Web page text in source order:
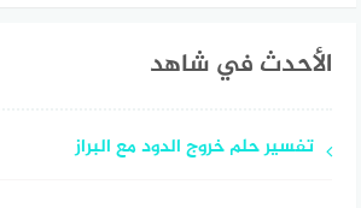
الأحدث في شاهد
تفسير حلم خروج الدود مع البراز